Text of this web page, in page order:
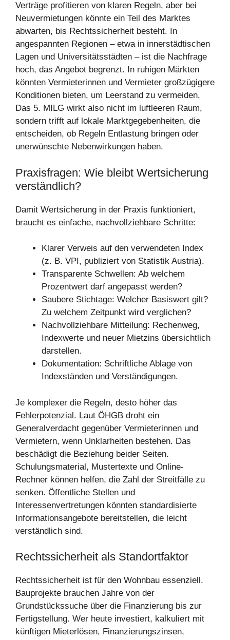
Verträge profitieren von klaren Regeln, aber bei
Neuvermietungen könnte ein Teil des Marktes
abwarten, bis Rechtssicherheit besteht. In
angespannten Regionen – etwa in innerstädtischen
Lagen und Universitätsstädten – ist die Nachfrage
hoch, das Angebot begrenzt. In ruhigen Märkten
könnten Vermieterinnen und Vermieter großzügigere
Konditionen bieten, um Leerstand zu vermeiden.
Das 5. MILG wirkt also nicht im luftleeren Raum,
sondern trifft auf lokale Marktgegebenheiten, die
entscheiden, ob Regeln Entlastung bringen oder
unerwünschte Nebenwirkungen haben.
Praxisfragen: Wie bleibt Wertsicherung
verständlich?
Damit Wertsicherung in der Praxis funktioniert,
braucht es einfache, nachvollziehbare Schritte:
Klarer Verweis auf den verwendeten Index
(z. B. VPI, publiziert von Statistik Austria).
Transparente Schwellen: Ab welchem
Prozentwert darf angepasst werden?
Saubere Stichtage: Welcher Basiswert gilt?
Zu welchem Zeitpunkt wird verglichen?
Nachvollziehbare Mitteilung: Rechenweg,
Indexwerte und neuer Mietzins übersichtlich
darstellen.
Dokumentation: Schriftliche Ablage von
Indexständen und Verständigungen.
Je komplexer die Regeln, desto höher das
Fehlerpotenzial. Laut ÖHGB droht ein
Generalverdacht gegenüber Vermieterinnen und
Vermietern, wenn Unklarheiten bestehen. Das
beschädigt die Beziehung beider Seiten.
Schulungsmaterial, Mustertexte und Online-
Rechner können helfen, die Zahl der Streitfälle zu
senken. Öffentliche Stellen und
Interessenvertretungen könnten standardisierte
Informationsangebote bereitstellen, die leicht
verständlich sind.
Rechtssicherheit als Standortfaktor
Rechtssicherheit ist für den Wohnbau essenziell.
Bauprojekte brauchen Jahre von der
Grundstückssuche über die Finanzierung bis zur
Fertigstellung. Wer heute investiert, kalkuliert mit
künftigen Mieterlösen, Finanzierungszinsen,